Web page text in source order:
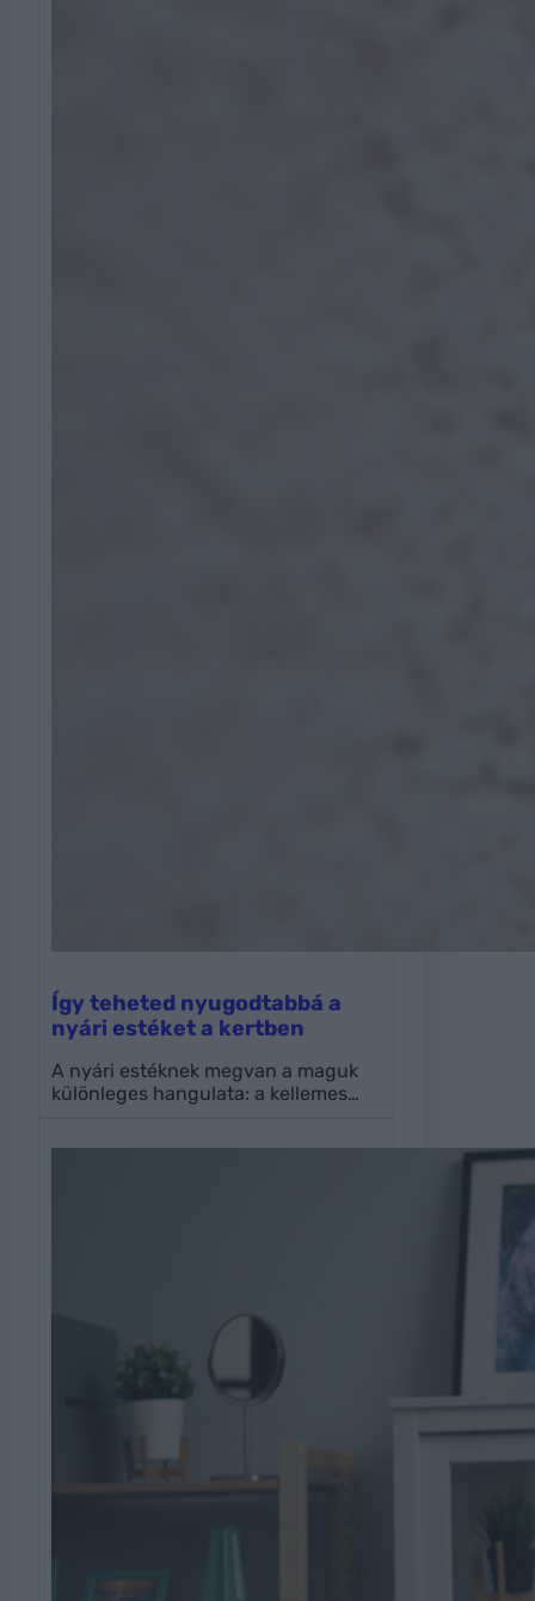
Így teheted nyugodtabbá a
nyári estéket a kertben
A nyári estéknek megvan a maguk
különleges hangulata: a kellemes…